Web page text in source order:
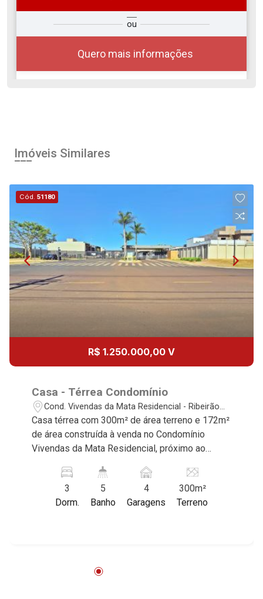
ou
Quero mais informações
Deseja
Comprar
ou
Alugar
?
Continuar
Imóveis Similares
Cód.51180
R$ 1.250.000,00 V
Casa - Térrea Condomínio
Cond. Vivendas da Mata Residencial - Ribeirão
Preto/SP
Casa térrea com 300m² de área terreno e 172m²
de área construída à venda no Condomínio
Vivendas da Mata Residencial, próximo ao
Mata Residencial, Ribeirão Preto/SP. Conheça
as características deste imóvel que a Martinelli
Imobiliária selecionou para você: - 300m² de
Vestiário - Aquecedor solar - Persianas
3
Dorm.
5
Banho
4
Garagens
300m²
Terreno